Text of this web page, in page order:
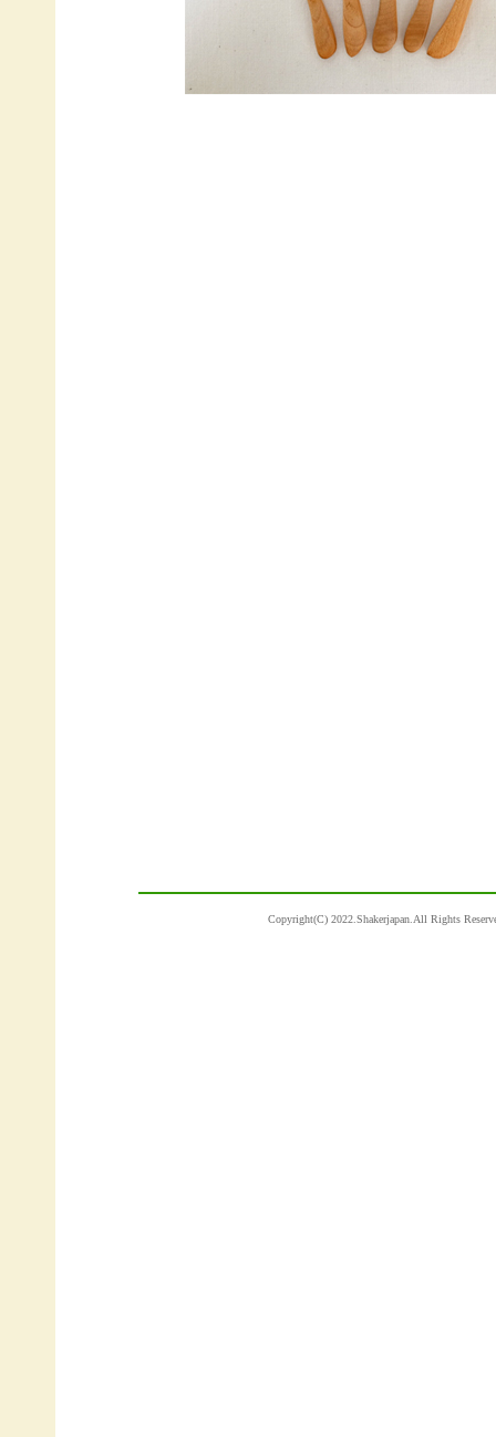
Copyright(C) 2022.Shakerjapan.All Rights